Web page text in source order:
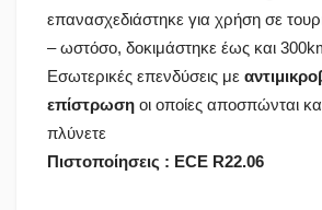
επανασχεδιάστηκε για χρήση σε
– ωστόσο, δοκιμάστηκε έως και
Εσωτερικές επενδύσεις με
επίστρωση οι οποίες αποσπώνται
πλύνετε
Πιστοποίησεις : ECE R22.06